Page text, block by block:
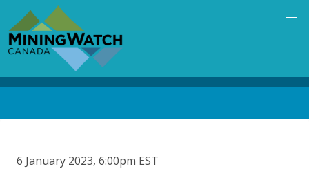
main
content
6 January 2023, 6:00pm EST